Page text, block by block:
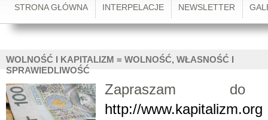
STRONA GŁÓWNA INTERPELACJE NEWSLETTER
WOLNOŚĆ I KAPITALIZM = WOLNOŚĆ, WŁASNOŚĆ I
SPRAWIEDLIWOŚĆ
Zapraszam do
http://www.kapitalizm.org